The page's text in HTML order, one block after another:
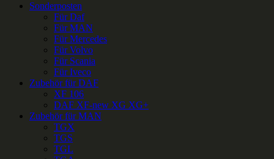
Sonderposten
Für Daf
Für MAN
Für Mercedes
Für Volvo
Für Scania
Für Iveco
Zubehör für DAF
XF 106
DAF XF-new XG XG+
Zubehör für MAN
TGX
TGS
TGL